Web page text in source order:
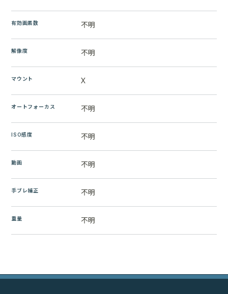
有効画素数 不明
解像度 不明
マウント X
オートフォーカス 不明
ISO感度 不明
動画 不明
手ブレ補正 不明
重量 不明